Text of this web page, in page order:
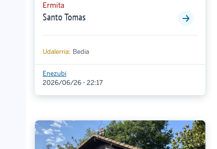
Ermita
Santo Tomas
Udalerria: Bedia
Enezubi
2026/06/26 - 22:17